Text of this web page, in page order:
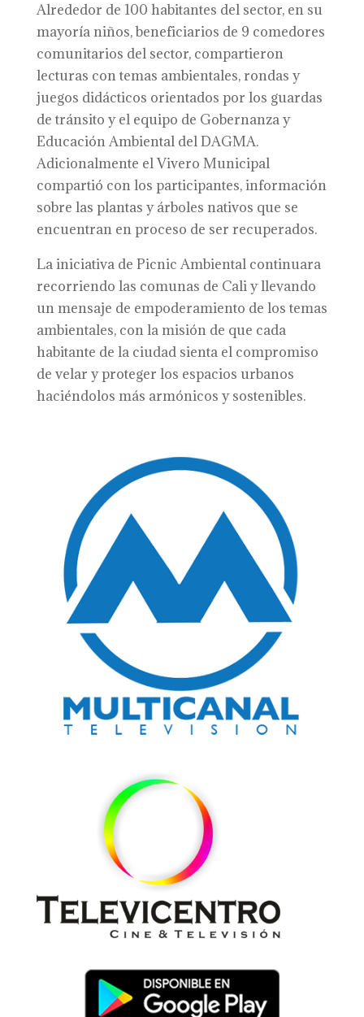
Alrededor de 100 habitantes del sector, en su
mayoría niños, beneficiarios de 9 comedores
comunitarios del sector, compartieron
lecturas con temas ambientales, rondas y
juegos didácticos orientados por los guardas
de tránsito y el equipo de Gobernanza y
Educación Ambiental del DAGMA.
Adicionalmente el Vivero Municipal
compartió con los participantes, información
sobre las plantas y árboles nativos que se
encuentran en proceso de ser recuperados.
La iniciativa de Picnic Ambiental continuara
recorriendo las comunas de Cali y llevando
un mensaje de empoderamiento de los temas
ambientales, con la misión de que cada
habitante de la ciudad sienta el compromiso
de velar y proteger los espacios urbanos
haciéndolos más armónicos y sostenibles.